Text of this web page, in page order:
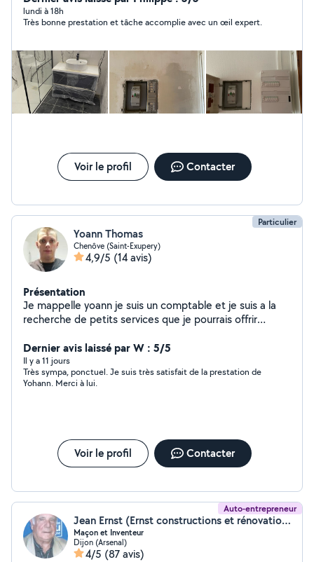
,,POSE DE CUISINE ,,CARRELAGE ,,MAÇONNERIE
,,POSE VELUX ,,POSE PORTE ET FENÊTRE INTÉRIEUR
,,DÉMOLITION / Enlèvement gravats ,,TOUT CORPS DE
MÉTIER Tout les jours 7j/7 jours férié également
Horaires : 08:00 - 22:00 Au plaisir je vous rendrai
service
lundi à 18h
Très bonne prestation et tâche accomplie avec un œil expert.
Voir le profil Contacter
Particulier
Yoann Thomas
Chenôve (Saint-Exupery)
4,9/5 (14 avis)
Présentation
Je mappelle yoann je suis un comptable et je suis a la
recherche de petits services que je pourrais offrir
Dernier avis laissé par W : 5/5
Il y a 11 jours
Très sympa, ponctuel. Je suis très satisfait de la prestation de
Yohann. Merci à lui.
Voir le profil Contacter
Auto-entrepreneur
Jean Ernst (Ernst constructions et rénovation)
Maçon et Inventeur
Dijon (Arsenal)
4/5 (87 avis)